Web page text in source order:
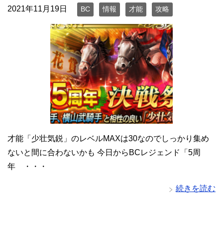
2021年11月19日 BC 情報 才能 攻略
才能「少壮気鋭」のレベルMAXは30なのでしっかり集め
ないと間に合わないかも 今日からBCレジェンド「5周
年 ・・・
続きを読む